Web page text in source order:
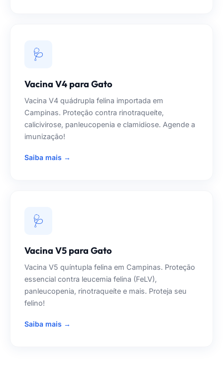
🩺
Vacina V4 para Gato
Vacina V4 quádrupla felina importada em
Campinas. Proteção contra rinotraqueíte,
calicivirose, panleucopenia e clamidiose. Agende a
imunização!
Saiba mais →
🩺
Vacina V5 para Gato
Vacina V5 quíntupla felina em Campinas. Proteção
essencial contra leucemia felina (FeLV),
panleucopenia, rinotraqueíte e mais. Proteja seu
felino!
Saiba mais →